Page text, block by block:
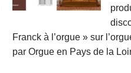
Franck à l’orgue » sur
par Orgue en Pays de la